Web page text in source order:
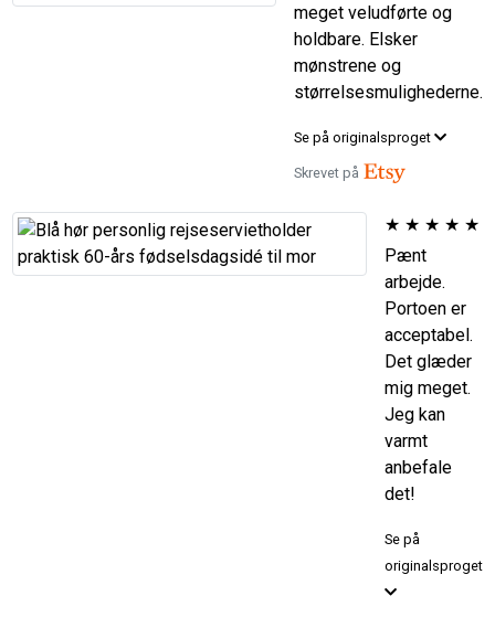
meget veludførte og
holdbare. Elsker
mønstrene og
størrelsesmulighederne.
Se på originalsproget
Skrevet på
★ ★ ★ ★ ★
Pænt
arbejde.
Portoen er
acceptabel.
Det glæder
mig meget.
Jeg kan
varmt
anbefale
det!
Se på
originalsproget